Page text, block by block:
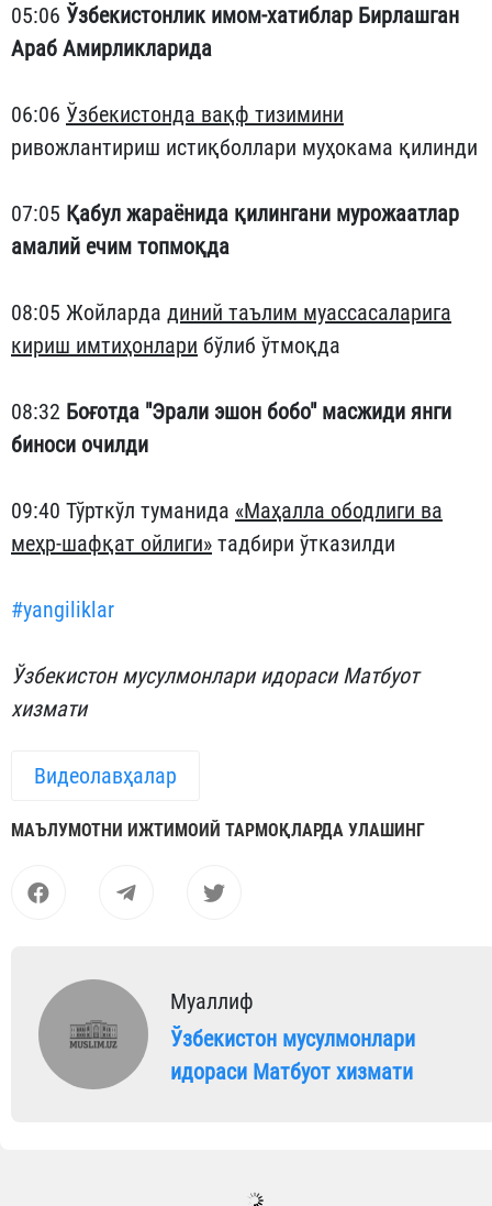
05:06 Ўзбекистонлик имом-хатиблар Бирлашган
Араб Амирликларида
06:06 Ўзбекистонда вақф тизимини
ривожлантириш истиқболлари муҳокама қилинди
07:05 Қабул жараёнида қилингани мурожаатлар
амалий ечим топмоқда
08:05 Жойларда диний таълим муассасаларига
кириш имтиҳонлари бўлиб ўтмоқда
08:32 Боғотда "Эрали эшон бобо" масжиди янги
биноси очилди
09:40 Тўрткўл туманида «Маҳалла ободлиги ва
меҳр-шафқат ойлиги» тадбири ўтказилди
#yangiliklar
Ўзбекистон мусулмонлари идораси Матбуот
хизмати
Видеолавҳалар
МАЪЛУМОТНИ ИЖТИМОИЙ ТАРМОҚЛАРДА УЛАШИНГ
Муаллиф
Ўзбекистон мусулмонлари
идораси Матбуот хизмати